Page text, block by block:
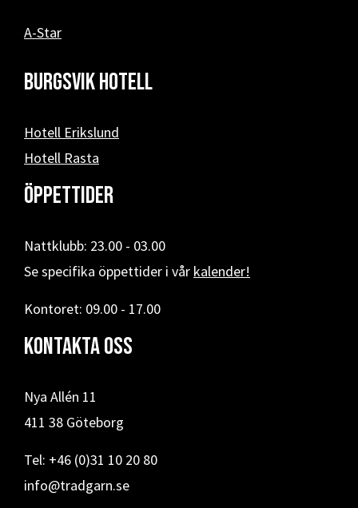
A-Star
Burgsvik hotell
Hotell Erikslund
Hotell Rasta
Öppettider
Nattklubb: 23.00 - 03.00
Se specifika öppettider i vår kalender!
Kontoret: 09.00 - 17.00
Kontakta oss
Nya Allén 11
411 38 Göteborg
Tel: +46 (0)31 10 20 80
info@tradgarn.se